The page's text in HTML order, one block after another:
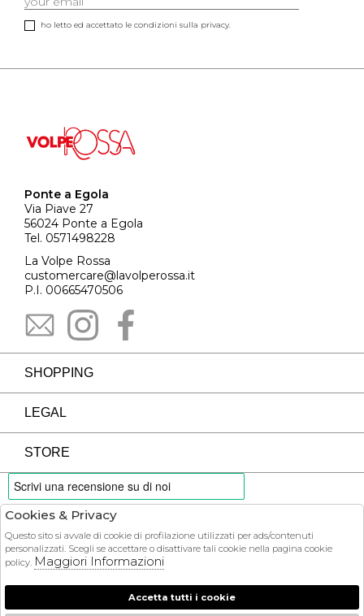
ho letto ed accettato le condizioni sulla privacy.
Ponte a Egola
Via Piave 27
56024 Ponte a Egola
Tel. 0571498228
La Volpe Rossa
customercare@lavolperossa.it
P.I. 00665470506
SHOPPING
LEGAL
STORE
PAYMENTS
COURIER
Cookies & Privacy
Questo sito si avvale di cookie di profilazione utilizzati per ads/contenuti
personalizzati. Scegli se accettare o disattivare tali cookie nella pagina cookie
policy. Maggiori Informazioni
Accetta tutti i cookie